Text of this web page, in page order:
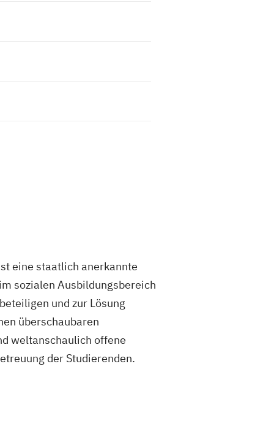
eine staatlich anerkannte
sozialen Ausbildungsbereich
und zur Lösung
überschaubaren
weltanschaulich offene
der Studierenden.